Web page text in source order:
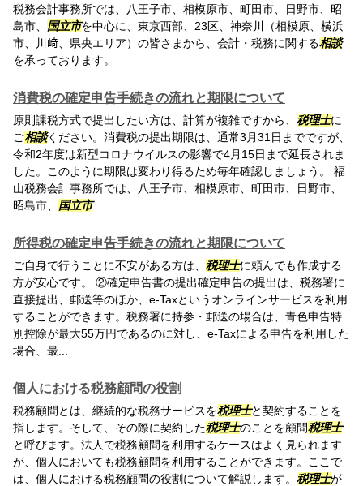
税務会計事務所では、八王子市、相模原市、町田市、日野市、昭
島市、 国立市を中心に、東京西部、23区、神奈川（相模原、横浜
市、川﨑、県央エリア）の皆さまから、会計・税務に関する相談
を承っております。
消費税の確定申告手続きの流れと期限について
原則課税方式で提出したい方は、計算が複雑ですから、 税理士に
ご相談ください。消費税の提出期限は、通常3月31日までですが、
令和2年度は新型コロナウイルスの影響で4月15日まで延長されま
した。このように期限は変わり得るため毎年確認しましょう。 福
山税務会計事務所では、八王子市、相模原市、町田市、日野市、
昭島市、 国立市...
所得税の確定申告手続きの流れと期限について
ご自身で行うことに不安がある方は、 税理士に頼んでも作成する
方が安心です。 ②確定申告書の提出確定申告の提出は、税務署に
直接提出、郵送等のほか、e-Taxというオンラインサービスを利用
することができます。税務署に持参・郵送の場合は、青色申告特
別控除が最大55万円であるのに対し、e-Taxによる申告を利用した
場合、最...
個人における税務顧問の役割
税務顧問とは、継続的な税務サービスを税理士と契約することを
指します。そして、その際に契約した税理士のことを顧問税理士
と呼びます。法人で税務顧問を利用するケースはよく見られます
が、個人においても税務顧問を利用することができます。ここで
は、個人における税務顧問の役割について解説します。 税理士が